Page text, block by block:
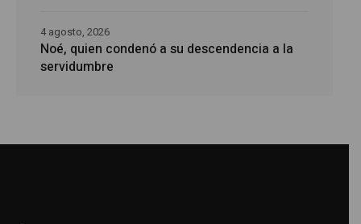
Noé, quien condenó a su descendencia a la
servidumbre
4 agosto, 2026